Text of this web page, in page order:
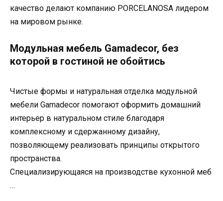
качество делают компанию PORCELANOSA лидером
на мировом рынке.
Модульная мебель Gamadecor, без
которой в гостиной не обойтись
Чистые формы и натуральная отделка модульной
мебели Gamadecor помогают оформить домашний
интерьер в натуральном стиле благодаря
комплексному и сдержанному дизайну,
позволяющему реализовать принципы открытого
пространства.
Специализирующаяся на производстве кухонной меб
…